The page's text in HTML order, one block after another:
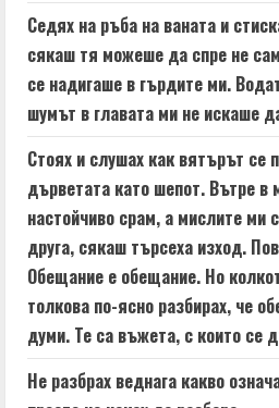
Седях на ръба на ваната и
сякаш тя можеше да спре не
се надигаше в гърдите ми.
шумът в главата ми не искаше
Стоях и слушах как вятърът
дърветата като шепот. Вътре в
настойчиво срам, а мислите ми
друга, сякаш търсеха изход.
Обещание е обещание. Но
толкова по-ясно разбирах, че
думи. Те са въжета, с които се
Не разбрах веднага какво